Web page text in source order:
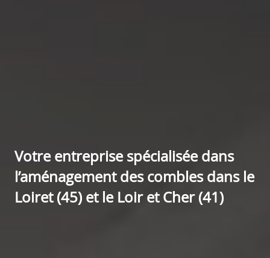
Votre entreprise spécialisée dans
l’aménagement des combles dans le
Loiret (45) et le Loir et Cher (41)